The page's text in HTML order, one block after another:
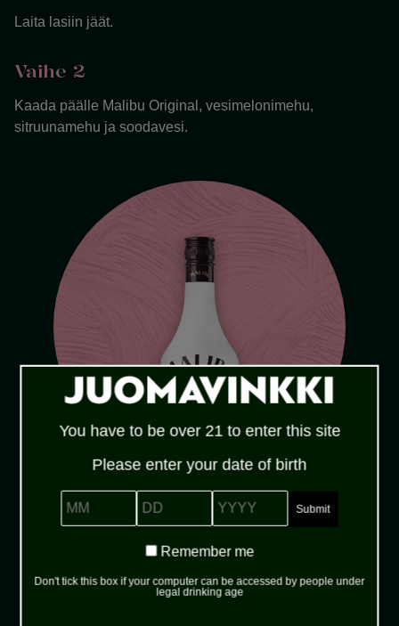
Laita lasiin jäät.
Vaihe 2
Kaada päälle Malibu Original, vesimelonimehu,
sitruunamehu ja soodavesi.
Malibu
Osta täältä arrow_forward
You have to be over 21 to enter this site
Please enter your date of birth
MM DD YYYY
Remember
Remember me
Don't tick this box if your computer can be accessed by people under
legal drinking age